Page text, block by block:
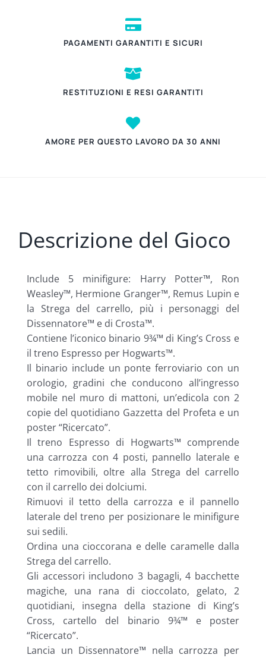
PAGAMENTI GARANTITI E SICURI
RESTITUZIONI E RESI GARANTITI
AMORE PER QUESTO LAVORO DA 30 ANNI
Descrizione del Gioco
Include 5 minifigure: Harry Potter™, Ron
Weasley™, Hermione Granger™, Remus Lupin e
la Strega del carrello, più i personaggi del
Dissennatore™ e di Crosta™.
Contiene l’iconico binario 9¾™ di King’s Cross e
il treno Espresso per Hogwarts™.
Il binario include un ponte ferroviario con un
orologio, gradini che conducono all’ingresso
mobile nel muro di mattoni, un’edicola con 2
copie del quotidiano Gazzetta del Profeta e un
poster “Ricercato”.
Il treno Espresso di Hogwarts™ comprende
una carrozza con 4 posti, pannello laterale e
tetto rimovibili, oltre alla Strega del carrello
con il carrello dei dolciumi.
Rimuovi il tetto della carrozza e il pannello
laterale del treno per posizionare le minifigure
sui sedili.
Ordina una cioccorana e delle caramelle dalla
Strega del carrello.
Gli accessori includono 3 bagagli, 4 bacchette
magiche, una rana di cioccolato, gelato, 2
quotidiani, insegna della stazione di King’s
Cross, cartello del binario 9¾™ e poster
“Ricercato”.
Lancia un Dissennatore™ nella carrozza per